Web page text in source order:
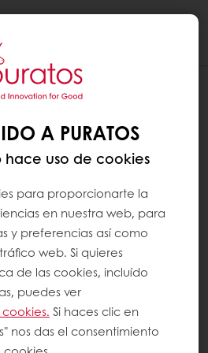
CONTAIN TRANS-
OILS ?
es la grasa que se
real. En algunos
parte de manteca
por otras grasas
no son siempre
se modifican
otras palabras, el
no contiene aceites
A PURATOS
hace uso de cookies
para proporcionarte la
en nuestra web, para
y preferencias así como
web. Si quieres
de las cookies, incluído
puedes ver
Si haces clic en
nos das el consentimiento